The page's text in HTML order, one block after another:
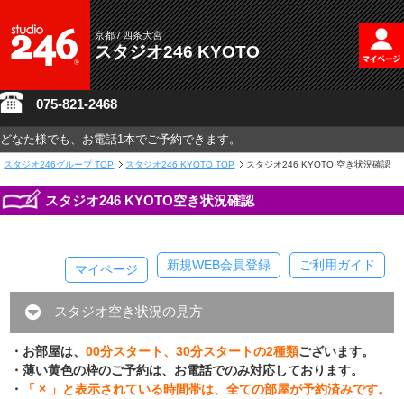
京都 / 四条大宮
スタジオ246 KYOTO
075-821-2468
どなた様でも、お電話1本でご予約できます。
スタジオ246グループ TOP スタジオ246 KYOTO TOP スタジオ246 KYOTO 空き状況確認
スタジオ246 KYOTO空き状況確認
ご利用ガイド
新規WEB会員登録
マイページ
スタジオ空き状況の見方
・お部屋は、00分スタート、30分スタートの2種類ございます。
・薄い黄色の枠のご予約は、お電話でのみ対応しております。
・
「 × 」と表示されている時間帯は、全ての部屋が予約済みです。